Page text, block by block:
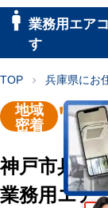
業務用エア
す
TOP chevron_right 兵庫県にお
地域
密着 "神
神戸市兵庫
業務用エア